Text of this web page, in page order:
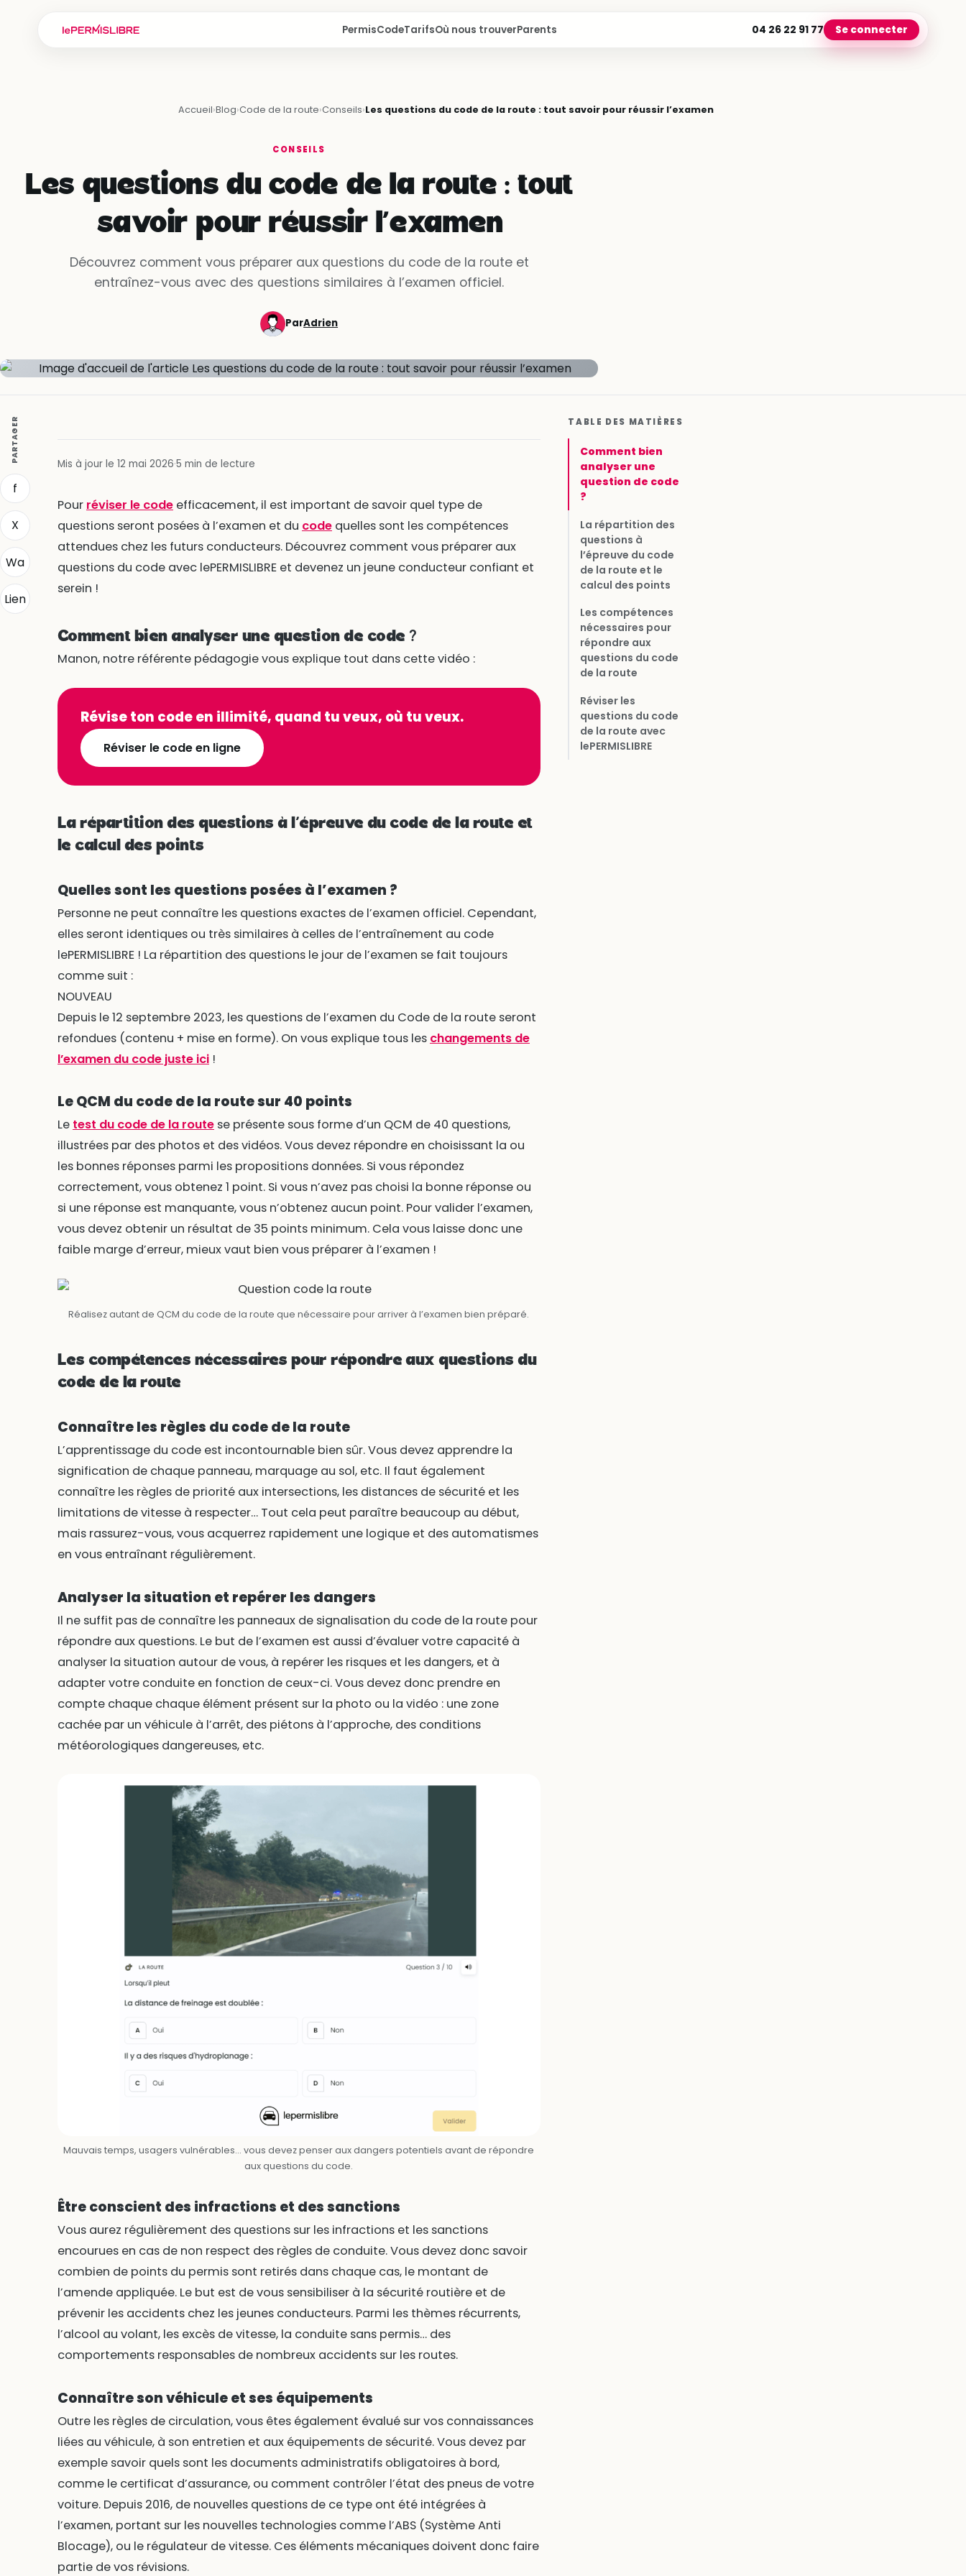
PermisCodeTarifsOù nous trouverParents 04 26 22 91 77 Se connecter
Accueil›Blog›Code de la route›Conseils›Les questions du code de la route : tout savoir pour réussir l’examen
CONSEILS
Les questions du code de la route : tout
savoir pour réussir l’examen
Découvrez comment vous préparer aux questions du code de la route et
entraînez-vous avec des questions similaires à l’examen officiel.
ParAdrien
PARTAGER
f
X
Wa
Lien
Mis à jour le 12 mai 2026·5 min de lecture
Pour réviser le codeefficacement, il est important de savoir quel type de
questions seront posées à l’examen et du codequelles sont les compétences
attendues chez les futurs conducteurs. Découvrez comment vous préparer aux
questions du code avec lePERMISLIBRE et devenez un jeune conducteur confiant et
serein !
Comment bien analyser une question de code ?
Manon, notre référente pédagogie vous explique tout dans cette vidéo :
Révise ton code en illimité, quand tu veux, où tu veux.
Réviser le code en ligne
La répartition des questions à l’épreuve du code de la route et
le calcul des points
Quelles sont les questions posées à l’examen ?
Personne ne peut connaître les questions exactes de l’examen officiel. Cependant,
elles seront identiques ou très similaires à celles de l’entraînement au code
lePERMISLIBRE ! La répartition des questions le jour de l’examen se fait toujours
comme suit :
NOUVEAU
Depuis le 12 septembre 2023, les questions de l’examen du Code de la route seront
refondues (contenu + mise en forme). On vous explique tous les changements de
l’examen du code juste ici!
Le QCM du code de la route sur 40 points
Le test du code de la routese présente sous forme d’un QCM de 40 questions,
illustrées par des photos et des vidéos. Vous devez répondre en choisissant la ou
les bonnes réponses parmi les propositions données. Si vous répondez
correctement, vous obtenez 1 point. Si vous n’avez pas choisi la bonne réponse ou
si une réponse est manquante, vous n’obtenez aucun point. Pour valider l’examen,
vous devez obtenir un résultat de 35 points minimum. Cela vous laisse donc une
faible marge d’erreur, mieux vaut bien vous préparer à l’examen !
Réalisez autant de QCM du code de la route que nécessaire pour arriver à l’examen bien préparé.
Les compétences nécessaires pour répondre aux questions du
code de la route
Connaître les règles du code de la route
L’apprentissage du code est incontournable bien sûr. Vous devez apprendre la
signification de chaque panneau, marquage au sol, etc. Il faut également
connaître les règles de priorité aux intersections, les distances de sécurité et les
limitations de vitesse à respecter… Tout cela peut paraître beaucoup au début,
mais rassurez-vous, vous acquerrez rapidement une logique et des automatismes
en vous entraînant régulièrement.
Analyser la situation et repérer les dangers
Il ne suffit pas de connaître les panneaux de signalisation du code de la route pour
répondre aux questions. Le but de l’examen est aussi d’évaluer votre capacité à
analyser la situation autour de vous, à repérer les risques et les dangers, et à
adapter votre conduite en fonction de ceux-ci. Vous devez donc prendre en
compte chaque chaque élément présent sur la photo ou la vidéo : une zone
cachée par un véhicule à l’arrêt, des piétons à l’approche, des conditions
météorologiques dangereuses, etc.
Mauvais temps, usagers vulnérables… vous devez penser aux dangers potentiels avant de répondre
aux questions du code.
Être conscient des infractions et des sanctions
Vous aurez régulièrement des questions sur les infractions et les sanctions
encourues en cas de non respect des règles de conduite. Vous devez donc savoir
combien de points du permis sont retirés dans chaque cas, le montant de
l’amende appliquée. Le but est de vous sensibiliser à la sécurité routière et de
prévenir les accidents chez les jeunes conducteurs. Parmi les thèmes récurrents,
l’alcool au volant, les excès de vitesse, la conduite sans permis… des
comportements responsables de nombreux accidents sur les routes.
Connaître son véhicule et ses équipements
Outre les règles de circulation, vous êtes également évalué sur vos connaissances
liées au véhicule, à son entretien et aux équipements de sécurité. Vous devez par
exemple savoir quels sont les documents administratifs obligatoires à bord,
comme le certificat d’assurance, ou comment contrôler l’état des pneus de votre
voiture. Depuis 2016, de nouvelles questions de ce type ont été intégrées à
l’examen, portant sur les nouvelles technologies comme l’ABS (Système Anti
Blocage), ou le régulateur de vitesse. Ces éléments mécaniques doivent donc faire
partie de vos révisions.
TABLE DES MATIÈRES
Comment bien
analyser une
question de code
?
La répartition des
questions à
l’épreuve du code
de la route et le
calcul des points
Les compétences
nécessaires pour
répondre aux
questions du code
de la route
Réviser les
questions du code
de la route avec
lePERMISLIBRE